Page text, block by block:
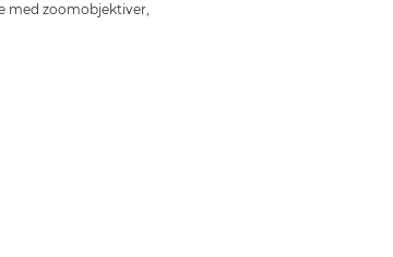
med zoomobjektiver,